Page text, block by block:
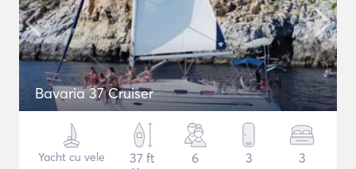
Bavaria 37 Cruiser
Yacht cu vele
37 ft
6 3 3